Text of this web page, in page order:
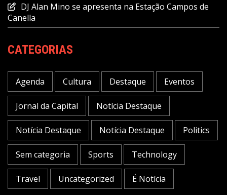
DJ Alan Mino se apresenta na Estação Campos de
Canella
CATEGORIAS
Agenda Cultura Destaque Eventos
Jornal da Capital Notícia Destaque
Notícia Destaque Notícia Destaque Politics
Sem categoria Sports Technology
Travel Uncategorized É Notícia